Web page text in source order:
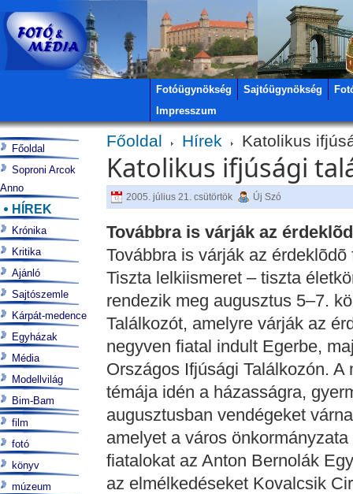
Fotóügynökség Sajtóügynökség
Impresszum
Főoldal Hírek Katolikus
Katolikus ifjúsági
2005. július 21. csütörtök Új Szó
Továbbra is várják az
Továbbra is várják az
Tiszta lelkiismeret – tiszta
rendezik meg augusztus 5–7.
Találkozót, amelyre várják az
negyven fiatal indult Egerbe,
Országos Ifjúsági Találkozón.
témája idén a házasságra,
augusztusban vendégeket
amelyet a város
fiatalokat az Anton Bernolák
az elmélkedéseket Kovalcsik
Főoldal
Soproni Arcok
Anno
HÍREK
Krónika
Kritika
Ajánló
Sajtószemle
Kárpát-medence
Egyházak
Média
Modellvilág
Bim-Bam
film
fotó
könyv
múzeum